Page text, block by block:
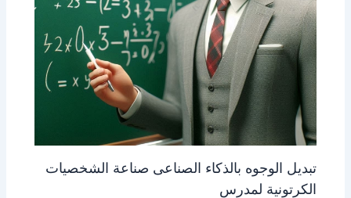
تبديل الوجوه بالذكاء الصناعى صناعة الشخصيات
الكرتونية لمدرس